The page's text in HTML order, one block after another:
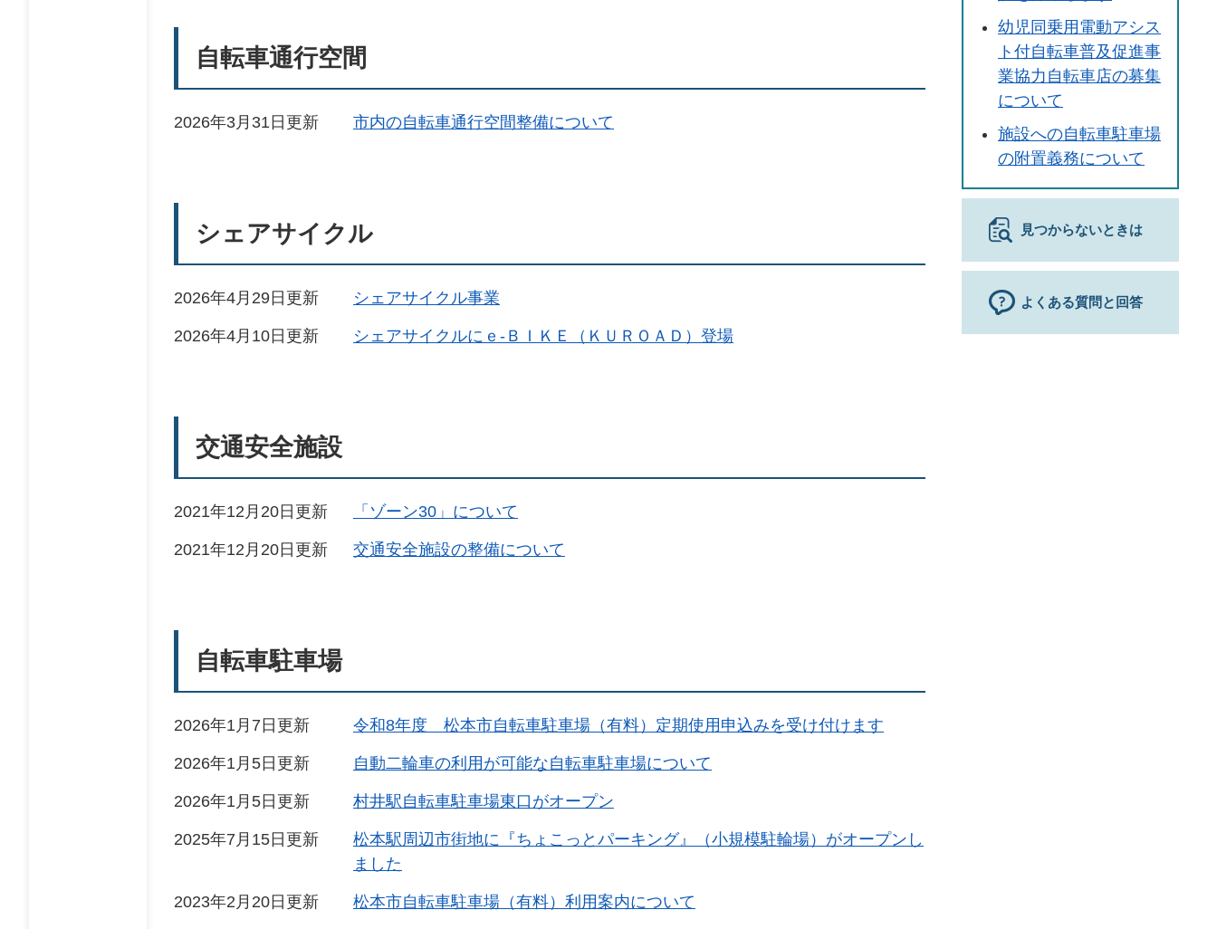
自転車通行空間
2026年3月31日更新 市内の自転車通行空間整備について
シェアサイクル
2026年4月29日更新 シェアサイクル事業
2026年4月10日更新 シェアサイクルにｅ-ＢＩＫＥ（ＫＵＲＯＡＤ）登場
交通安全施設
2021年12月20日更新 「ゾーン30」について
2021年12月20日更新 交通安全施設の整備について
自転車駐車場
2026年1月7日更新 令和8年度 松本市自転車駐車場（有料）定期使用申込みを受け付けます
2026年1月5日更新 自動二輪車の利用が可能な自転車駐車場について
2026年1月5日更新 村井駅自転車駐車場東口がオープン
2025年7月15日更新
松本駅周辺市街地に『ちょこっとパーキング』（小規模駐輪場）がオープンし
ました
2023年2月20日更新 松本市自転車駐車場（有料）利用案内について
幼児同乗用電動アシス
ト付自転車普及促進事
業協力自転車店の募集
について
施設への自転車駐車場
の附置義務について
見つからないときは
よくある質問と回答